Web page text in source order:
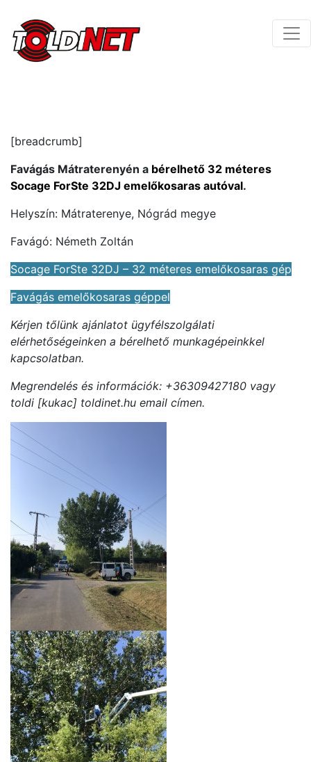
[breadcrumb]
Favágás Mátraterenyén a bérelhető 32 méteres
Socage ForSte 32DJ emelőkosaras autóval.
Helyszín: Mátraterenye, Nógrád megye
Favágó: Németh Zoltán
Socage ForSte 32DJ – 32 méteres emelőkosaras gép
Favágás emelőkosaras géppel
Kérjen tőlünk ajánlatot ügyfélszolgálati
elérhetőségeinken a bérelhető munkagépeinkkel
kapcsolatban.
Megrendelés és információk: +36309427180 vagy
toldi [kukac] toldinet.hu email címen.